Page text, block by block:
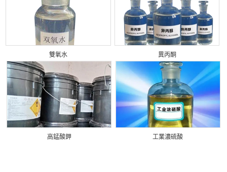
雙氧水 異丙酮
高錳酸鉀 工業濃硫酸